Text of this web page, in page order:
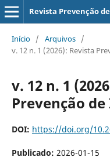
Revista Prevenção
Início / Arquivos /
v. 12 n. 1 (2026): Revista
v. 12 n. 1
Prevenção
DOI: https://doi.org/
Publicado: 2026-01-15